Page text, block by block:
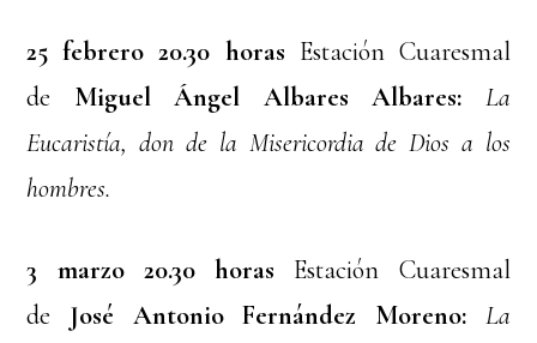
25 febrero 20.30 horas Estación Cuaresmal
de Miguel Ángel Albares Albares:
La
Eucaristía, don de la Misericordia de Dios a los
hombres.
3 marzo 20.30 horas Estación Cuaresmal
de José Antonio Fernández Moreno: La